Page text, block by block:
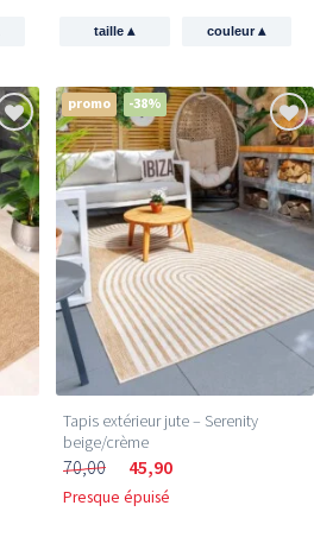
taille▴ couleur▴
promo -38%
Tapis extérieur jute​ – Serenity
beige/crème
70,00 45,90
Presque épuisé